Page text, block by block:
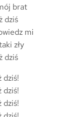
brat
dziś
mi
zły
dziś
dziś!
dziś!
dziś!